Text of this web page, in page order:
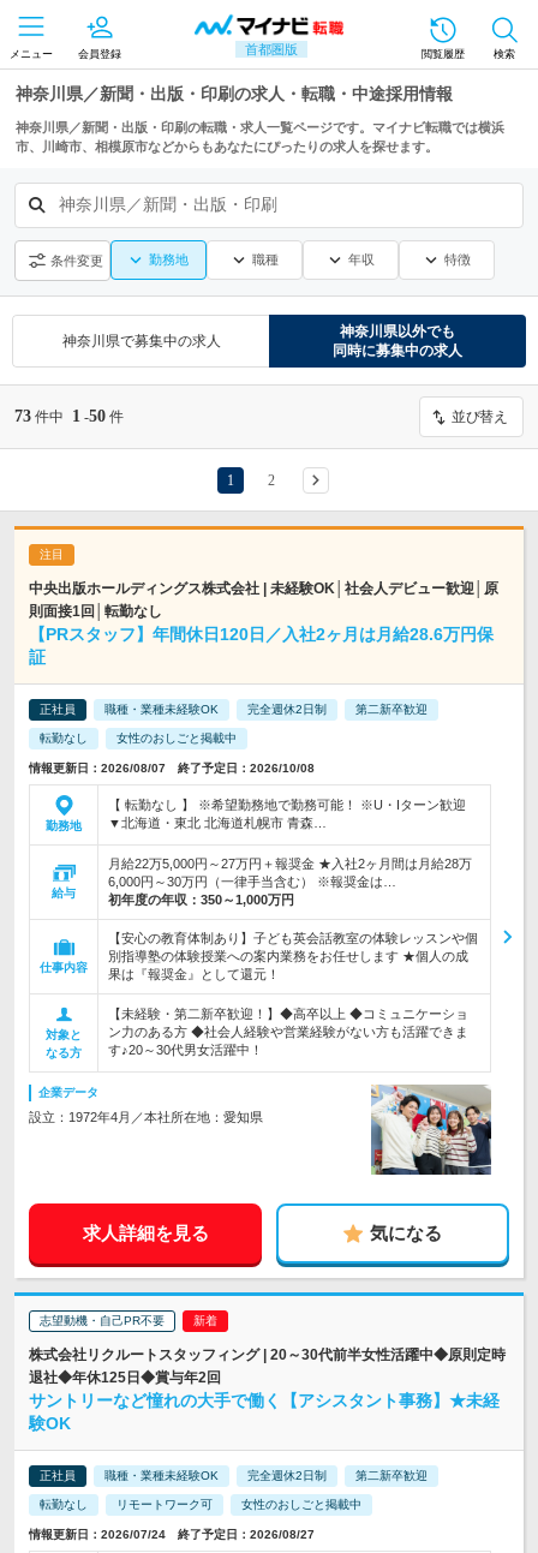
首都圏版
メニュー 会員登録 閲覧履歴 検索
神奈川県／新聞・出版・印刷の求人・転職・中途採用情報
神奈川県／新聞・出版・印刷の転職・求人一覧ページです。マイナビ転職では横浜
市、川崎市、相模原市などからもあなたにぴったりの求人を探せます。
神奈川県／新聞・出版・印刷
条件変更 勤務地 職種 年収 特徴
神奈川県で募集中の求人
神奈川県以外でも
同時に募集中の求人
73 件中 1 -50 件 並び替え
1 2
中央出版ホールディングス株式会社 | 未経験OK│社会人デビュー歓迎│原
則面接1回│転勤なし
【PRスタッフ】年間休日120日／入社2ヶ月は月給28.6万円保
証
正社員 職種・業種未経験OK 完全週休2日制 第二新卒歓迎
転勤なし 女性のおしごと掲載中
情報更新日：2026/08/07 終了予定日：2026/10/08
勤務地
【 転勤なし 】 ※希望勤務地で勤務可能！ ※U・Iターン歓迎
▼北海道・東北 北海道札幌市 青森…
給与
月給22万5,000円～27万円＋報奨金 ★入社2ヶ月間は月給28万
6,000円～30万円（一律手当含む） ※報奨金は…
初年度の年収： 350～1,000万円
仕事内容
【安心の教育体制あり】子ども英会話教室の体験レッスンや個
別指導塾の体験授業への案内業務をお任せします ★個人の成
果は『報奨金』として還元！
対象と
なる方
【未経験・第二新卒歓迎！】◆高卒以上 ◆コミュニケーショ
ン力のある方 ◆社会人経験や営業経験がない方も活躍できま
す♪20～30代男女活躍中！
企業データ
設立：1972年4月／本社所在地：愛知県
求人詳細を見る 気になる
志望動機・自己PR不要
株式会社リクルートスタッフィング | 20～30代前半女性活躍中◆原則定時
退社◆年休125日◆賞与年2回
サントリーなど憧れの大手で働く【アシスタント事務】★未経
験OK
正社員 職種・業種未経験OK 完全週休2日制 第二新卒歓迎
転勤なし リモートワーク可 女性のおしごと掲載中
情報更新日：2026/07/24 終了予定日：2026/08/27